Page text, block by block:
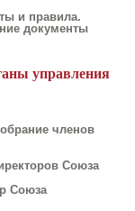
и правила.
документы
управления
членов
Союза
Союза